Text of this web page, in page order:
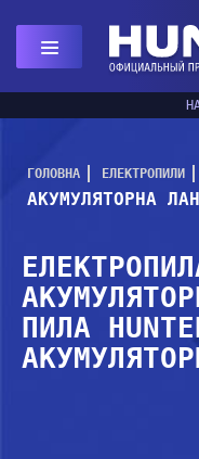
ГОЛОВНА ЕЛЕКТРОПИЛИ
АКУМУЛЯТОРНА
ПИЛА